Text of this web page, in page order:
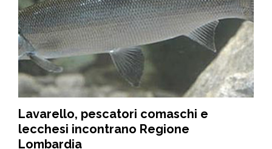
Lavarello, pescatori comaschi e
lecchesi incontrano Regione
Lombardia